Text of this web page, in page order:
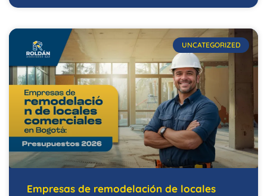
UNCATEGORIZED
Empresas de remodelación de locales